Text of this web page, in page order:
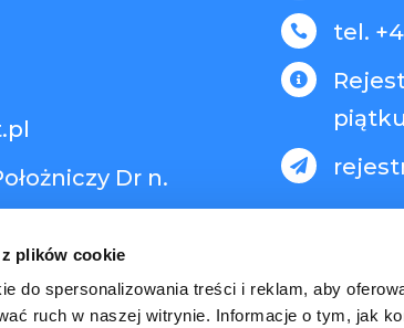
plików cookie
do spersonalizowania treści i reklam, aby
ruch w naszej witrynie. Informacje o tym, jak
Dr n.
 tel.

